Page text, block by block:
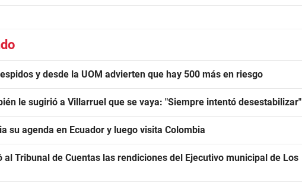
y desde la UOM advierten que hay 500 más en riesgo
le sugirió a Villarruel que se vaya: "Siempre intentó desestabilizar"
su agenda en Ecuador y luego visita Colombia
al Tribunal de Cuentas las rendiciones del Ejecutivo municipal de Los